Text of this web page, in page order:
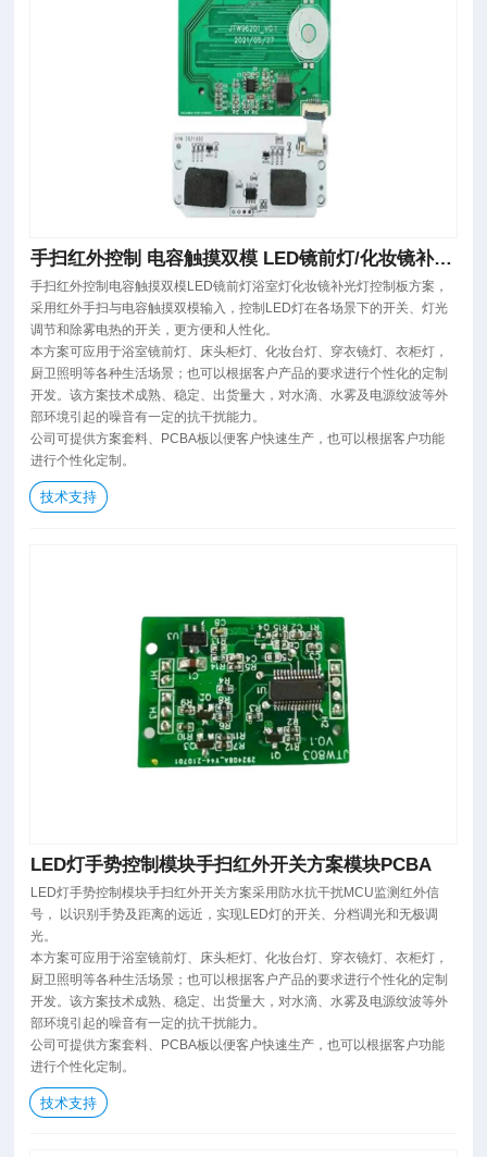
手扫红外控制 电容触摸双模 LED镜前灯/化妆镜补光
灯 控制板方案
手扫红外控制电容触摸双模LED镜前灯浴室灯化妆镜补光灯控制板方案，
采用红外手扫与电容触摸双模输入，控制LED灯在各场景下的开关、灯光
调节和除雾电热的开关，更方便和人性化。
本方案可应用于浴室镜前灯、床头柜灯、化妆台灯、穿衣镜灯、衣柜灯，
厨卫照明等各种生活场景；也可以根据客户产品的要求进行个性化的定制
开发。该方案技术成熟、稳定、出货量大，对水滴、水雾及电源纹波等外
部环境引起的噪音有一定的抗干扰能力。
公司可提供方案套料、PCBA板以便客户快速生产，也可以根据客户功能
进行个性化定制。
技术支持
LED灯手势控制模块手扫红外开关方案模块PCBA
LED灯手势控制模块手扫红外开关方案采用防水抗干扰MCU监测红外信
号， 以识别手势及距离的远近，实现LED灯的开关、分档调光和无极调
光。
本方案可应用于浴室镜前灯、床头柜灯、化妆台灯、穿衣镜灯、衣柜灯，
厨卫照明等各种生活场景；也可以根据客户产品的要求进行个性化的定制
开发。该方案技术成熟、稳定、出货量大，对水滴、水雾及电源纹波等外
部环境引起的噪音有一定的抗干扰能力。
公司可提供方案套料、PCBA板以便客户快速生产，也可以根据客户功能
进行个性化定制。
技术支持